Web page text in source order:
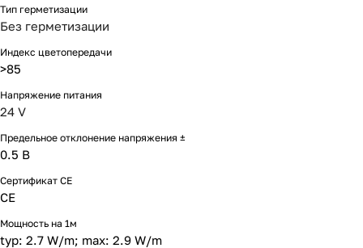
Тип герметизации
Без герметизации
Индекс цветопередачи
>85
Напряжение питания
24 V
Предельное отклонение напряжения ±
0.5 В
Сертификат CE
CE
Мощность на 1м
typ: 2.7 W/m; max: 2.9 W/m